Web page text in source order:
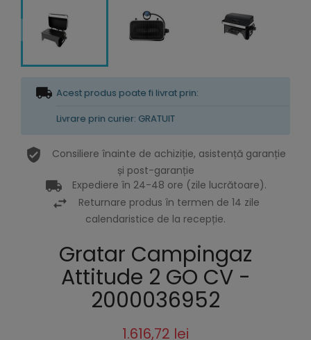
Acest produs poate fi livrat prin:
Livrare prin curier: GRATUIT
Consiliere înainte de achiziție, asistență garanție
și post-garanție
Expediere în 24-48 ore (zile lucrătoare).
Returnare produs în termen de 14 zile
calendaristice de la recepție.
Gratar Campingaz
Attitude 2 GO CV -
2000036952
1.616,72 lei